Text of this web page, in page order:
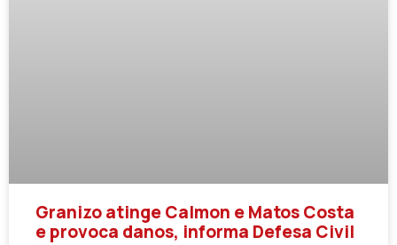
Granizo atinge Calmon e Matos Costa
e provoca danos, informa Defesa Civil